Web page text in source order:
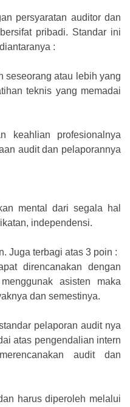
persyaratan auditor dan
pribadi. Standar ini
:
seseorang atau lebih yang
teknis yang memadai
keahlian profesionalnya
audit dan pelaporannya
mental dari segala hal
independensi.
Juga terbagi atas 3 poin :
direncanakan dengan
asisten maka
dan semestinya.
pelaporan audit nya
atas pengendalian intern
audit dan
harus diperoleh melalui